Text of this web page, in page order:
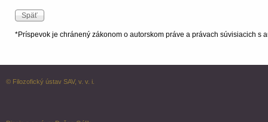
*Príspevok je chránený zákonom o autorskom práve a právach súvisiacich s
© Filozofický ústav SAV, v. v. i.